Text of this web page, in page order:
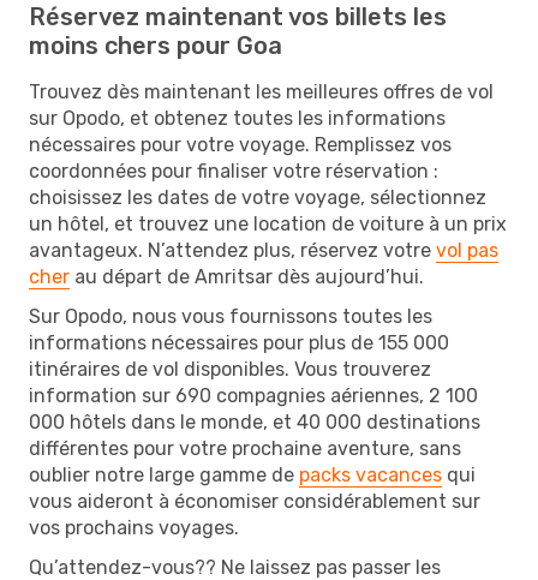
Réservez maintenant vos billets les
moins chers pour Goa
Trouvez dès maintenant les meilleures offres de vol
sur Opodo, et obtenez toutes les informations
nécessaires pour votre voyage. Remplissez vos
coordonnées pour finaliser votre réservation :
choisissez les dates de votre voyage, sélectionnez
un hôtel, et trouvez une location de voiture à un prix
avantageux. N’attendez plus, réservez votre vol pas
cher au départ de Amritsar dès aujourd’hui.
Sur Opodo, nous vous fournissons toutes les
informations nécessaires pour plus de 155 000
itinéraires de vol disponibles. Vous trouverez
information sur 690 compagnies aériennes, 2 100
000 hôtels dans le monde, et 40 000 destinations
différentes pour votre prochaine aventure, sans
oublier notre large gamme de packs vacances qui
vous aideront à économiser considérablement sur
vos prochains voyages.
Qu’attendez-vous?? Ne laissez pas passer les